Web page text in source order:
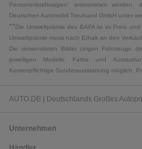
Personenkraftwagen" entnommen
Deutschen Automobil Treuhand GmbH unter
**Die Umweltprämie des BAFA ist im Preis
Umweltprämie muss nach Erhalt an den
Die verwendeten Bilder zeigen Fahrzeuge
jeweiligen Modells. Farbe und
Kostenpflichtige Sonderausstattung möglich.
AUTO.DE | Deutschlands Großes
Unternehmen